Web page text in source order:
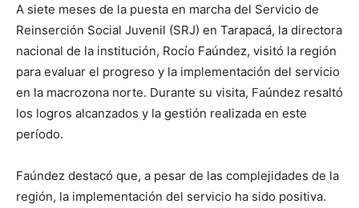
A siete meses de la puesta en marcha del Servicio de
Reinserción Social Juvenil (SRJ) en Tarapacá, la directora
nacional de la institución, Rocío Faúndez, visitó la región
para evaluar el progreso y la implementación del servicio
en la macrozona norte. Durante su visita, Faúndez resaltó
los logros alcanzados y la gestión realizada en este
período.
Faúndez destacó que, a pesar de las complejidades de la
región, la implementación del servicio ha sido positiva.